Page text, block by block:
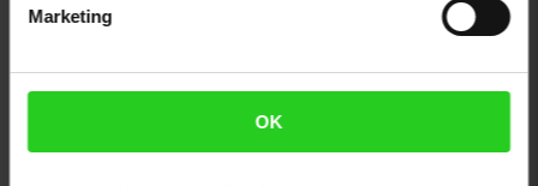
Marketing
OK
Unsere Siegel